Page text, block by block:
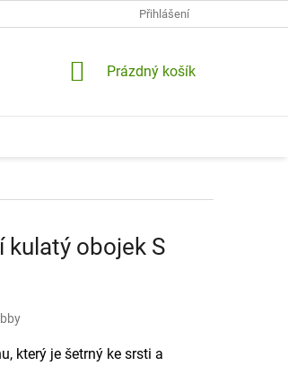
DOPRAVA A PLATBY
Přihlášení
NÁKUPNÍ
Prázdný košík
kulatý obojek S
který je šetrný ke srsti a